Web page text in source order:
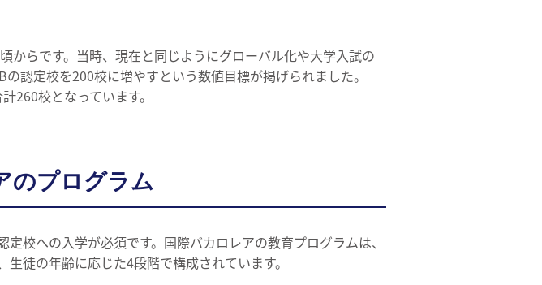
らです。当時、現在と同じようにグローバル化や大学入試の
認定校を200校に増やすという数値目標が掲げられました。
260校となっています。
のプログラム
校への入学が必須です。国際バカロレアの教育プログラムは、
徒の年齢に応じた4段階で構成されています。